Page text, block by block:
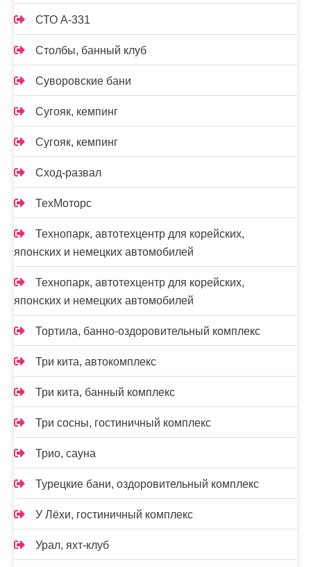
СТО А-331
Столбы, банный клуб
Суворовские бани
Сугояк, кемпинг
Сугояк, кемпинг
Сход-развал
ТехМоторс
Технопарк, автотехцентр для корейских,
японских и немецких автомобилей
Технопарк, автотехцентр для корейских,
японских и немецких автомобилей
Тортила, банно-оздоровительный комплекс
Три кита, автокомплекс
Три кита, банный комплекс
Три сосны, гостиничный комплекс
Трио, сауна
Турецкие бани, оздоровительный комплекс
У Лёхи, гостиничный комплекс
Урал, яхт-клуб